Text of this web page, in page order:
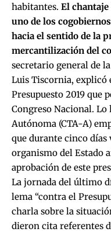
habitantes. El chantaje
uno de los
hacia el sentido de la
mercantilización del
secretario general de
Luis Tiscornia, explicó
Presupuesto 2019 que
Congreso Nacional. Lo
Autónoma (CTA-A)
que durante cinco días
organismo del Estado
aprobación de este
La jornada del último
lema “contra el
charla sobre la
dieron cita referentes